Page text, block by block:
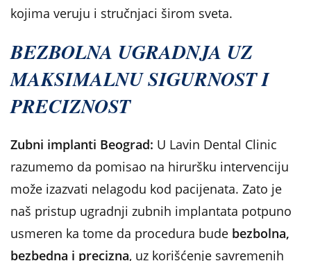
kojima veruju i stručnjaci širom sveta.
BEZBOLNA UGRADNJA UZ
MAKSIMALNU SIGURNOST I
PRECIZNOST
Zubni implanti Beograd: U Lavin Dental Clinic
razumemo da pomisao na hiruršku intervenciju
može izazvati nelagodu kod pacijenata. Zato je
naš pristup ugradnji zubnih implantata potpuno
usmeren ka tome da procedura bude bezbolna,
bezbedna i precizna, uz korišćenje savremenih